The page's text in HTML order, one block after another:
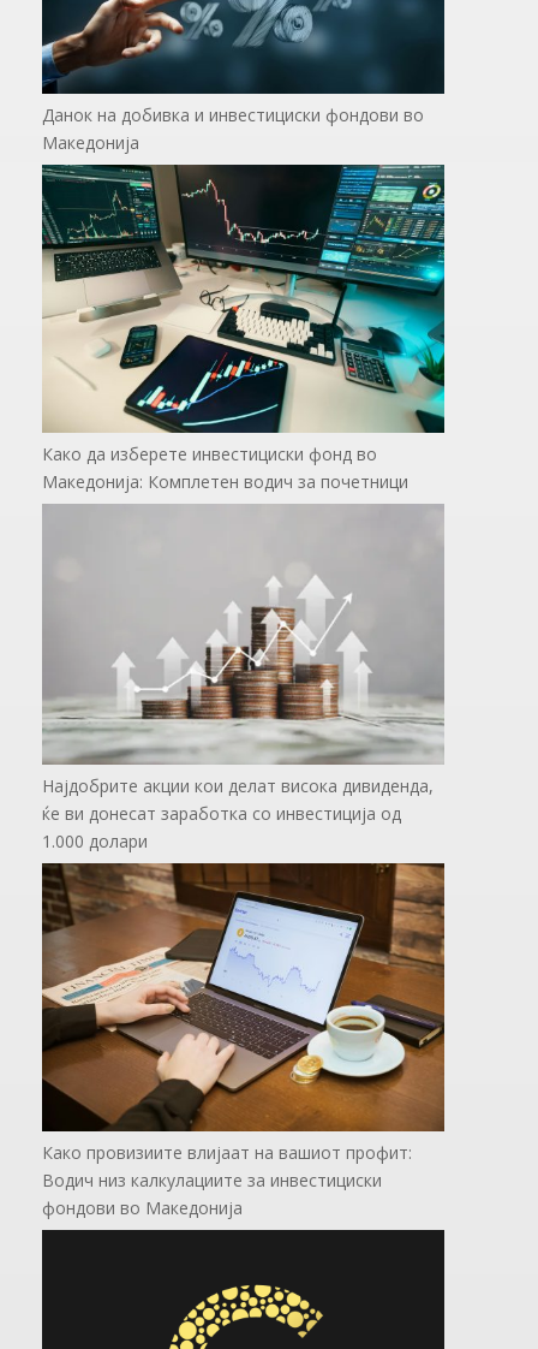
Данок на добивка и инвестициски фондови во
Македонија
Како да изберете инвестициски фонд во
Македонија: Комплетен водич за почетници
Најдобрите акции кои делат висока дивиденда,
ќе ви донесат заработка со инвестиција од
1.000 долари
Како провизиите влијаат на вашиот профит:
Водич низ калкулациите за инвестициски
фондови во Mакедонија